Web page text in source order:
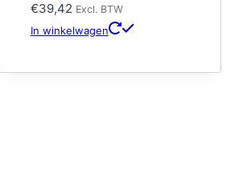
€39,42 Excl. BTW
In winkelwagen